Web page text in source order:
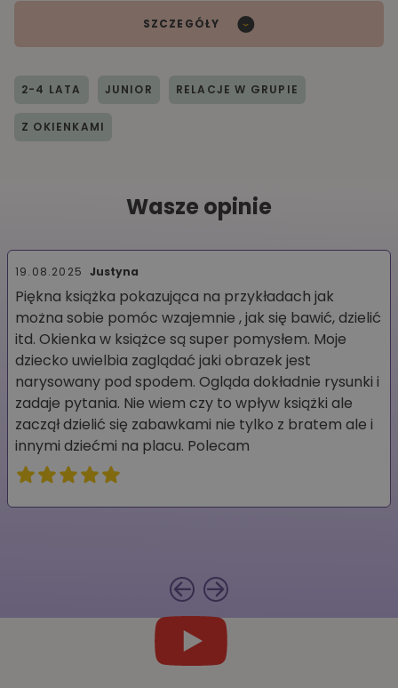
SZCZEGÓŁY
2-4 LATA JUNIOR RELACJE W GRUPIE
Z OKIENKAMI
Wasze opinie
19.08.2025 Justyna
Piękna książka pokazująca na przykładach jak
można sobie pomóc wzajemnie , jak się bawić, dzielić
itd. Okienka w książce są super pomysłem. Moje
dziecko uwielbia zaglądać jaki obrazek jest
narysowany pod spodem. Ogląda dokładnie rysunki i
zadaje pytania. Nie wiem czy to wpływ książki ale
zaczął dzielić się zabawkami nie tylko z bratem ale i
innymi dziećmi na placu. Polecam